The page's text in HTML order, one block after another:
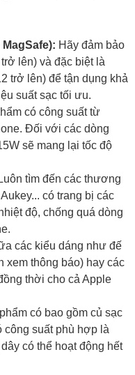
Hãy đảm bảo
lên) và đặc biệt là
trở lên) để tận dụng khả
suất sạc tối ưu.
có công suất từ
Đối với các dòng
sẽ mang lại tốc độ
Luôn tìm đến các thương
có trang bị các
độ, chống quá dòng
các kiểu dáng như đế
xem thông báo) hay các
thời cho cả Apple
có bao gồm củ sạc
công suất phù hợp là
có thể hoạt động hết